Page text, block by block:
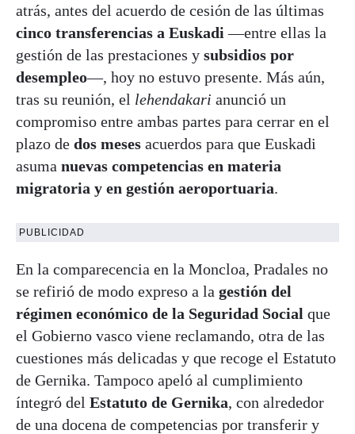
atrás, antes del acuerdo de cesión de las últimas
cinco transferencias a Euskadi —entre ellas la
gestión de las prestaciones y subsidios por
desempleo—, hoy no estuvo presente. Más aún,
tras su reunión, el lehendakari anunció un
compromiso entre ambas partes para cerrar en el
plazo de dos meses acuerdos para que Euskadi
asuma nuevas competencias en materia
migratoria y en gestión aeroportuaria.
PUBLICIDAD
En la comparecencia en la Moncloa, Pradales no
se refirió de modo expreso a la gestión del
régimen económico de la Seguridad Social que
el Gobierno vasco viene reclamando, otra de las
cuestiones más delicadas y que recoge el Estatuto
de Gernika. Tampoco apeló al cumplimiento
íntegró del Estatuto de Gernika, con alrededor
de una docena de competencias por transferir y